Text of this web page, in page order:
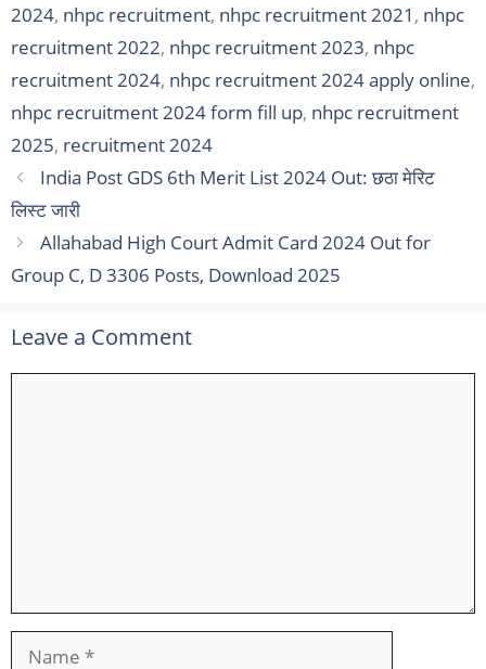
2024, nhpc recruitment, nhpc recruitment 2021 , nhpc
recruitment 2022, nhpc recruitment 2023, nhpc
recruitment 2024, nhpc recruitment 2024 apply online,
nhpc recruitment 2024 form fill up, nhpc recruitment
2025, recruitment 2024
India Post GDS 6th Merit List 2024 Out: छठा मेरिट
लिस्ट जारी
Allahabad High Court Admit Card 2024 Out for
Group C, D 3306 Posts, Download 2025
Leave a Comment